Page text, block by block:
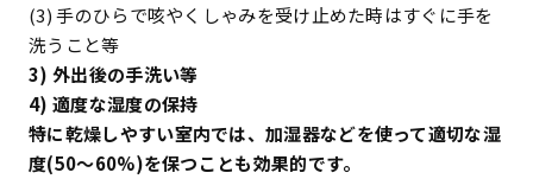
(3) 手のひらで咳やくしゃみを受け止めた時はすぐに手を
洗うこと等
3) 外出後の手洗い等
4) 適度な湿度の保持
特に乾燥しやすい室内では、加湿器などを使って適切な湿
度(50～60%)を保つことも効果的です。